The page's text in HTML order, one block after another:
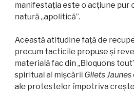
manifestația este o acțiune pur
natură „apolitică”.
Această atitudine față de
precum tacticile propuse și
materială fac din „Bloquons
spiritual al mișcării Gilets Jaunes
ale protestelor împotriva